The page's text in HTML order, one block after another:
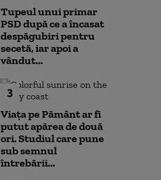
Tupeul unui primar
PSD după ce a încasat
despăgubiri pentru
secetă, iar apoi a
vândut...
3
Viața pe Pământ ar fi
putut apărea de două
ori. Studiul care pune
sub semnul
întrebării...